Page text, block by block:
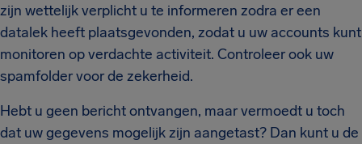
zijn wettelijk verplicht u te informeren zodra er een
datalek heeft plaatsgevonden, zodat u uw accounts kunt
monitoren op verdachte activiteit. Controleer ook uw
spamfolder voor de zekerheid.
Hebt u geen bericht ontvangen, maar vermoedt u toch
dat uw gegevens mogelijk zijn aangetast? Dan kunt u de